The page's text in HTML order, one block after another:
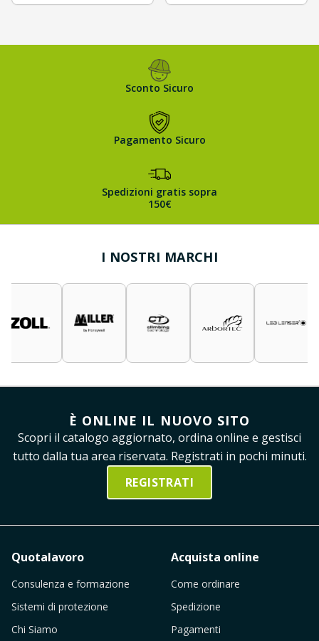
Sconto Sicuro
Pagamento Sicuro
Spedizioni gratis sopra
150€
I NOSTRI MARCHI
È ONLINE IL NUOVO SITO
Scopri il catalogo aggiornato, ordina online e gestisci
tutto dalla tua area riservata. Registrati in pochi minuti.
REGISTRATI
Quotalavoro
Consulenza e formazione
Sistemi di protezione
Chi Siamo
Acquista online
Come ordinare
Spedizione
Pagamenti